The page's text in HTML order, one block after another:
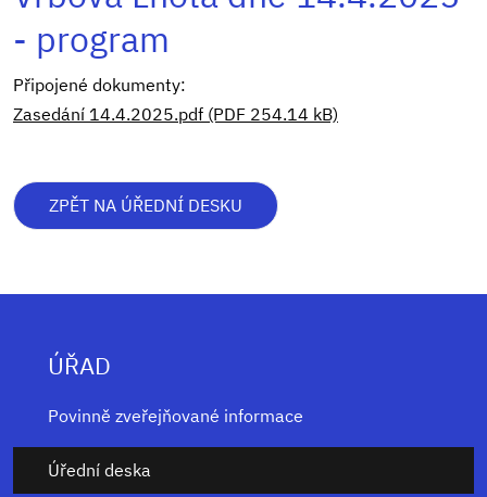
- program
Připojené dokumenty:
Zasedání 14.4.2025.pdf (PDF 254.14 kB)
ZPĚT NA ÚŘEDNÍ DESKU
ÚŘAD
Povinně zveřejňované informace
Úřední deska